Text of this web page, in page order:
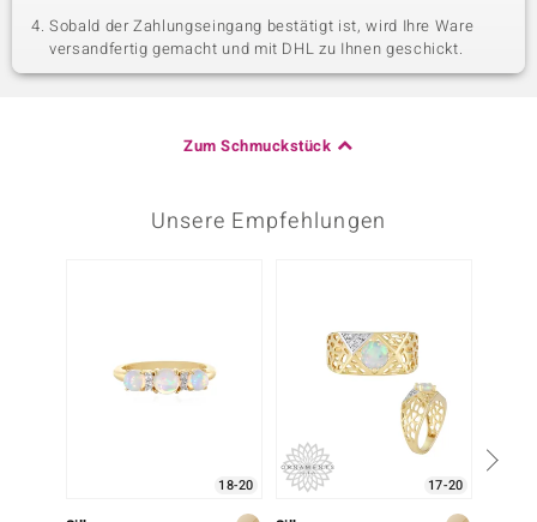
Sobald der Zahlungseingang bestätigt ist, wird Ihre Ware
versandfertig gemacht und mit DHL zu Ihnen geschickt.
Zum Schmuckstück
Unsere Empfehlungen
18-20 17-20